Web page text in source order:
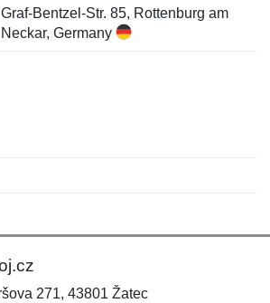
Graf-Bentzel-Str. 85, Rottenburg am
Neckar, Germany
271, 43801 Žatec